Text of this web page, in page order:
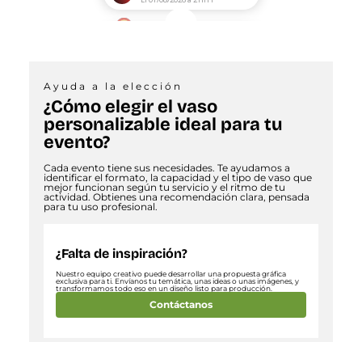
Ayuda a la elección
¿Cómo elegir el vaso
personalizable ideal para tu
evento?
Cada evento tiene sus necesidades. Te ayudamos a
identificar el formato, la capacidad y el tipo de vaso que
mejor funcionan según tu servicio y el ritmo de tu
actividad. Obtienes una recomendación clara, pensada
para tu uso profesional.
¿Falta de inspiración?
Nuestro equipo creativo puede desarrollar una propuesta gráfica
exclusiva para ti. Envíanos tu temática, unas ideas o unas imágenes, y
transformamos todo eso en un diseño listo para producción.
Contáctanos